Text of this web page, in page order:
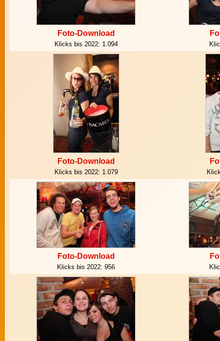
Foto-Download
Klicks bis 2022: 1.094
Foto-Download
Klicks bis 2022: 1.079
Foto-Download
Klicks bis 2022: 956